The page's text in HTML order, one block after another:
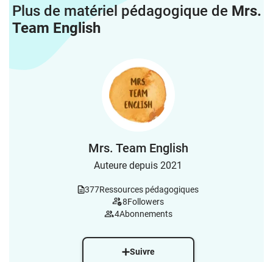
Plus de matériel pédagogique de Mrs.
Team English
Mrs. Team English
Auteure depuis 2021
377Ressources pédagogiques
8Followers
4Abonnements
Suivre